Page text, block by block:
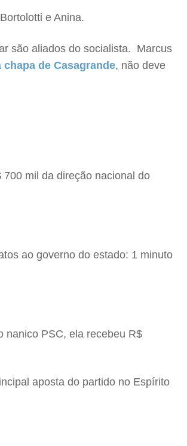
e Anina.
são aliados do socialista. Marcus
de Casagrande, não deve
mil da direção nacional do
ao governo do estado: 1 minuto
nanico PSC, ela recebeu R$
aposta do partido no Espírito